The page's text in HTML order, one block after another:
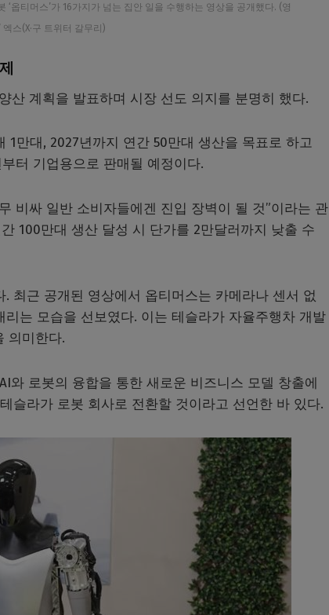
옵티머스’가 16가지가 넘는 집안 일을 수행하는 영상을 공개했다. (영
엑스(X·구 트위터 갈무리)
산 계획을 발표하며 시장 선도 의지를 분명히 했다.
만대, 2027년까지 연간 50만대 생산을 목표로 하고
터 기업용으로 판매될 예정이다.
비싸 일반 소비자들에겐 진입 장벽이 될 것”이라는 관
100만대 생산 달성 시 단가를 2만달러까지 낮출 수
최근 공개된 영상에서 옵티머스는 카메라나 센서 없
는 모습을 선보였다. 이는 테슬라가 자율주행차 개발
의미한다.
와 로봇의 융합을 통한 새로운 비즈니스 모델 창출에
슬라가 로봇 회사로 전환할 것이라고 선언한 바 있다.